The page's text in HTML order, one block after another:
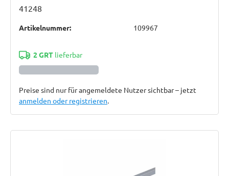
41248
Artikelnummer: 109967
2 GRTlieferbar
Preise sind nur für angemeldete Nutzer sichtbar – jetzt
anmelden oder registrieren.